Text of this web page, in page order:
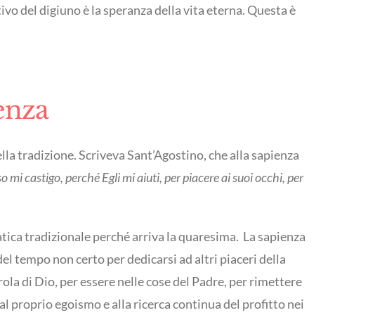
del digiuno è la speranza della vita eterna. Questa è
tradizione. Scriveva Sant’Agostino, che alla sapienza
mi castigo, perché Egli mi aiuti, per piacere ai suoi occhi, per
tradizionale perché arriva la quaresima. La sapienza
tempo non certo per dedicarsi ad altri piaceri della
di Dio, per essere nelle cose del Padre, per rimettere
proprio egoismo e alla ricerca continua del profitto nei